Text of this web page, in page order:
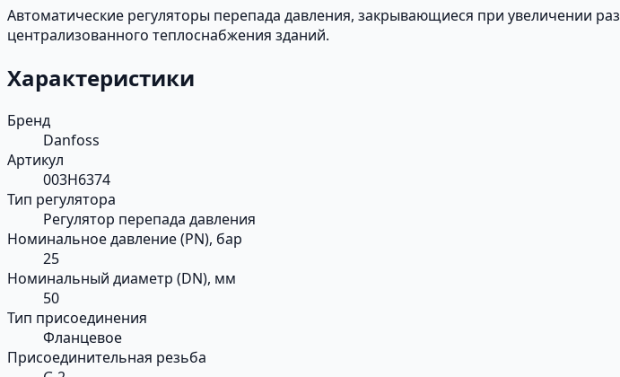
Автоматические регуляторы перепада давления, закрывающиеся при увеличении
централизованного теплоснабжения зданий.
Характеристики
Бренд
Danfoss
Артикул
003H6374
Тип регулятора
Регулятор перепада давления
Номинальное давление (PN), бар
25
Номинальный диаметр (DN), мм
50
Тип присоединения
Фланцевое
Присоединительная резьба